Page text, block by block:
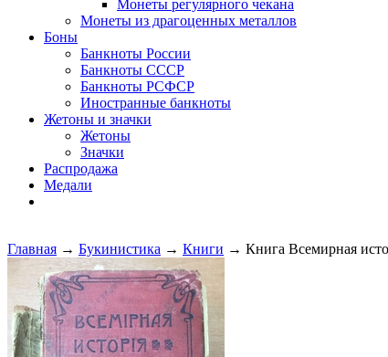
Монеты регулярного чекана
Монеты из драгоценных металлов
Боны
Банкноты России
Банкноты СССР
Банкноты РСФСР
Иностранные банкноты
Жетоны и значки
Жетоны
Значки
Распродажа
Медали
Главная → Букинистика → Книги → Книга Всемирная